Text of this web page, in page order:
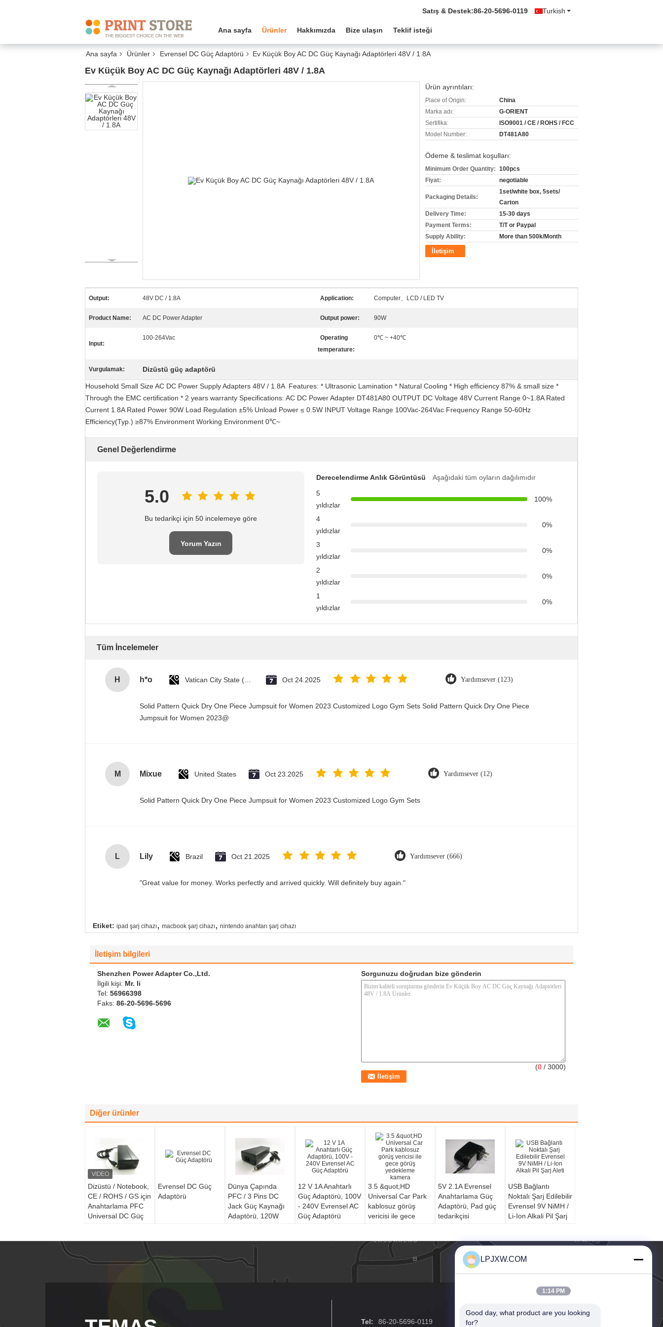
Turkish
Satış & Destek:86-20-5696-0119
Ana sayfa Ürünler Hakkımızda Bize ulaşın Teklif isteği
Ana sayfa Ürünler Evrensel DC Güç Adaptörü Ev Küçük Boy AC DC Güç Kaynağı Adaptörleri 48V / 1.8A
Ev Küçük Boy AC DC Güç Kaynağı Adaptörleri 48V / 1.8A
Ürün ayrıntıları:
Place of Origin:
China
Marka adı:
G-ORIENT
Sertifika:
ISO9001 / CE / ROHS / FCC
Model Number:
DT481A80
Ödeme & teslimat koşulları:
Minimum Order Quantity: 100pcs
Fiyat:
negotiable
Packaging Details:
1set/white box, 5sets/
Carton
Delivery Time:
15-30 days
Payment Terms:
T/T or Paypal
Supply Ability:
More than 500k/Month
İletişim
Output: 48V DC / 1.8A Application: Computer、LCD / LED TV
Product Name: AC DC Power Adapter Output power: 90W
Input:
100-264Vac
Operating
temperature:
0℃ ~ +40℃
Vurgulamak: Dizüstü güç adaptörü
Household Small Size AC DC Power Supply Adapters 48V / 1.8A ​ Features: * Ultrasonic Lamination * Natural Cooling * High efficiency 87% & small size *
Through the EMC certification * 2 years warranty Specifications: AC DC Power Adapter DT481A80 OUTPUT DC Voltage 48V Current Range 0~1.8A Rated
Current 1.8A Rated Power 90W Load Regulation ±5% Unload Power ≤ 0.5W INPUT Voltage Range 100Vac-264Vac Frequency Range 50-60Hz
Efficiency(Typ.) ≥87% Environment Working Environment 0℃~
Genel Değerlendirme
5.0
Bu tedarikçi için 50 incelemeye göre
Yorum Yazın
Derecelendirme Anlık Görüntüsü
Aşağıdaki tüm oyların dağılımıdır
5
yıldızlar
100%
4
yıldızlar
0%
3
yıldızlar
0%
2
yıldızlar
0%
1
yıldızlar
0%
Tüm İncelemeler
H h*o Oct 24.2025 Yardımsever (123)
Solid Pattern Quick Dry One Piece Jumpsuit for Women 2023 Customized Logo Gym Sets Solid Pattern Quick Dry One Piece
Jumpsuit for Women 2023@
M Mixue United States Oct 23.2025 Yardımsever (12)
Solid Pattern Quick Dry One Piece Jumpsuit for Women 2023 Customized Logo Gym Sets
L Lily Brazil Oct 21.2025 Yardımsever (666)
"Great value for money. Works perfectly and arrived quickly. Will definitely buy again."
Etiket: ipad şarj cihazı, macbook şarj cihazı, nintendo anahtarı şarj cihazı
İletişim bilgileri
Shenzhen Power Adapter Co.,Ltd.
İlgili kişi: Mr. li
Tel: 56966398
Faks: 86-20-5696-5696
Sorgunuzu doğrudan bize gönderin
(0 / 3000)
Diğer ürünler
Dizüstü / Notebook,
CE / ROHS / GS için
Anahtarlama PFC
Universal DC Güç
Evrensel DC Güç
Adaptörü
Dünya Çapında
PFC / 3 Pins DC
Jack Güç Kaynağı
Adaptörü, 120W
12 V 1A Anahtarlı
Güç Adaptörü, 100V
- 240V Evrensel AC
Güç Adaptörü
3.5 &quot;HD
Universal Car Park
kablosuz görüş
vericisi ile gece
5V 2.1A Evrensel
Anahtarlama Güç
Adaptörü, Pad güç
tedarikçisi
USB Bağlantı
Noktalı Şarj Edilebilir
Evrensel 9V NiMH /
Li-Ion Alkali Pil Şarj
Tel: 86-20-5696-0119
LPJXW.COM
1:14 PM
Good day, what product are you looking
for?